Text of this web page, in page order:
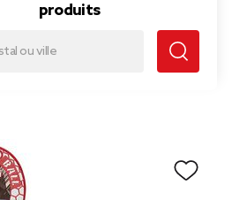
produits